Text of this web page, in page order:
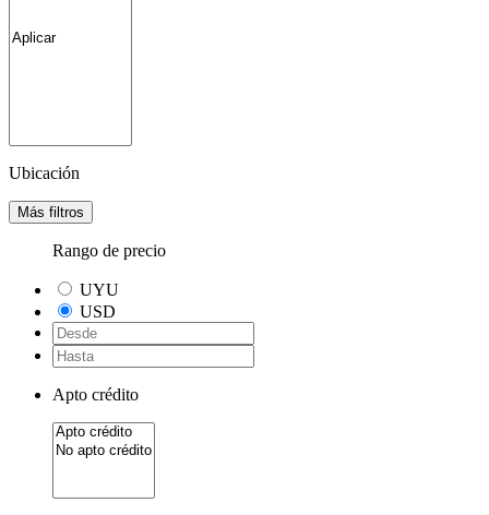
Ubicación
Más filtros
Rango de precio
UYU
USD
Apto crédito